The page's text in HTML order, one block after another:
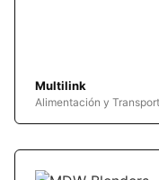
Multilink
Alimentación y